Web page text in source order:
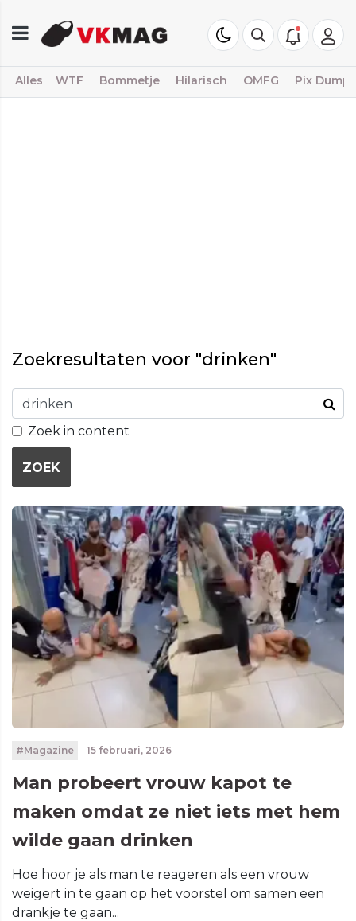
Alles WTF Bommetje Hilarisch OMFG Pix Dump
Zoekresultaten voor "drinken"
Zoek in content
ZOEK
#Magazine 15 februari, 2026
Man probeert vrouw kapot te
maken omdat ze niet iets met hem
wilde gaan drinken
Hoe hoor je als man te reageren als een vrouw
weigert in te gaan op het voorstel om samen een
drankje te gaan...